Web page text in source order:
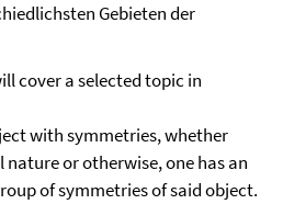
Gebieten der
cover a selected topic in
with symmetries, whether
or otherwise, one has an
of symmetries of said object.